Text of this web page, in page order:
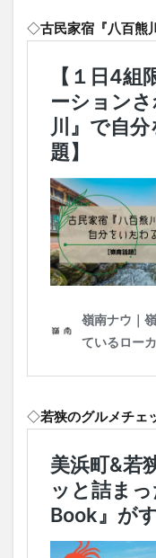
◇古民家宿『八百熊
◇若狭のグルメチェ